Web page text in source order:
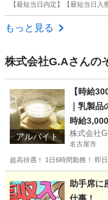
【最短当日内定】【最短当日
愛知 大府市
もっと見る
株式会社G.Aさんの
アルバイト
【時給
｜乳製
時給
株式会社
名古屋市
超高待遇！ 1日6時間勤務！ 即
その他
助手席に